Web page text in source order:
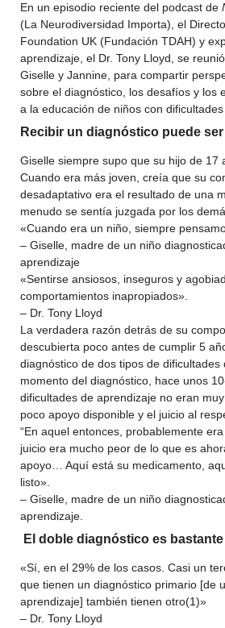
En un episodio reciente del podcast de
(La Neurodiversidad Importa), el
Foundation UK (Fundación TDAH) y
aprendizaje, el Dr. Tony Lloyd, se
Giselle y Jannine, para compartir
sobre el diagnóstico, los desafíos y los
a la educación de niños con
Recibir un diagnóstico puede
Giselle siempre supo que su hijo de 17
Cuando era más joven, creía que su
desadaptativo era el resultado de una
menudo se sentía juzgada por los
«Cuando era un niño, siempre
– Giselle, madre de un niño
aprendizaje
«Sentirse ansiosos, inseguros y
comportamientos inapropiados».
– Dr. Tony Lloyd
La verdadera razón detrás de su
descubierta poco antes de cumplir 5
diagnóstico de dos tipos de dificultades
momento del diagnóstico, hace unos
dificultades de aprendizaje no eran
poco apoyo disponible y el juicio al
“En aquel entonces, probablemente
juicio era mucho peor de lo que es
apoyo… Aquí está su medicamento,
listo».
– Giselle, madre de un niño
aprendizaje.
El doble diagnóstico es
«Sí, en el 29% de los casos. Casi un
que tienen un diagnóstico primario [de
aprendizaje] también tienen otro(1)»
– Dr. Tony Lloyd